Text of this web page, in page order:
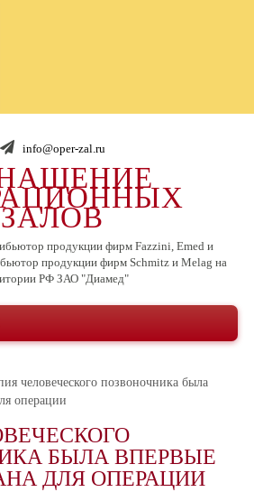
info@oper-zal.ru
ЗАЛОВ
продукции фирм Fazzini, Emed и
продукции фирм Schmitz и Melag на
РФ ЗАО "Диамед"
человеческого позвоночника была
операции
БЫЛА ВПЕРВЫЕ
ДЛЯ ОПЕРАЦИИ